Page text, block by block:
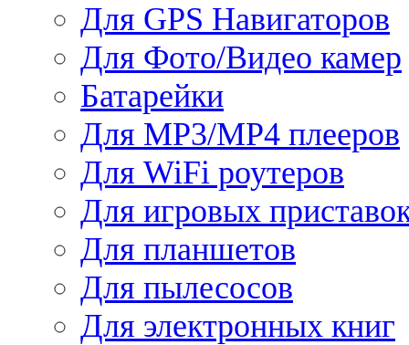
Для GPS Навигаторов
Для Фото/Видео камер
Батарейки
Для MP3/MP4 плееров
Для WiFi роутеров
Для игровых
Для планшетов
Для пылесосов
Для электронных книг